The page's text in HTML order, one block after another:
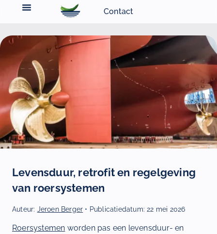
Contact
Levensduur, retrofit en regelgeving
van roersystemen
Auteur: Jeroen Berger • Publicatiedatum:22 mei 2026
Roersystemen worden pas een levensduur- en